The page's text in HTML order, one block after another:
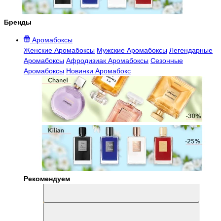
Бренды
Аромабоксы
Женские Аромабоксы Мужские Аромабоксы Легендарные
Аромабоксы Афродизиак Аромабоксы Сезонные
Аромабоксы Новинки Аромабокс
Рекомендуем